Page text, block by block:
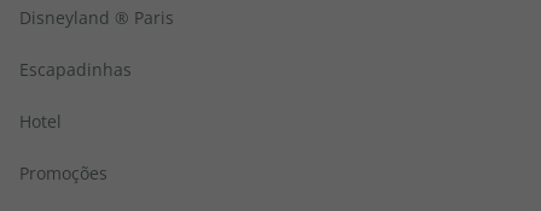
Disneyland ® Paris
Escapadinhas
Hotel
Promoções